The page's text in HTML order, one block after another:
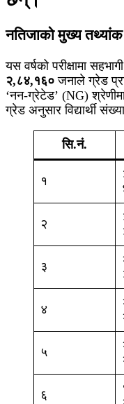
नतिजाको मुख्य तथ्यांक
यस वर्षको परीक्षामा
२,८४,१६० जनाले ग्रेड
‘नन-ग्रेटेड’ (NG)
ग्रेड अनुसार विद्यार्थी
सि.नं.
१
२
३
४
५
६